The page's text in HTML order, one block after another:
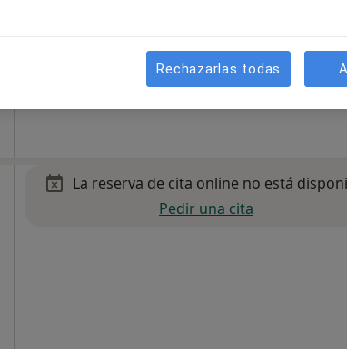
La reserva de cita online no está
Pedir una cita
Rechazarlas todas